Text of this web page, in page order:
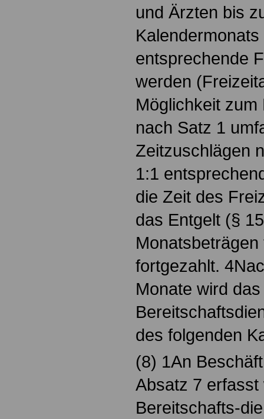
und Ärzten bis
entsprechende
werden
Möglichkeit
nach Satz 1
Zeitzuschlägen
1:1
die Zeit des
das Entgelt (§
fortgezahlt.
Monate wird das
des folgenden
(8) 1An
Absatz 7
Bereitschafts-